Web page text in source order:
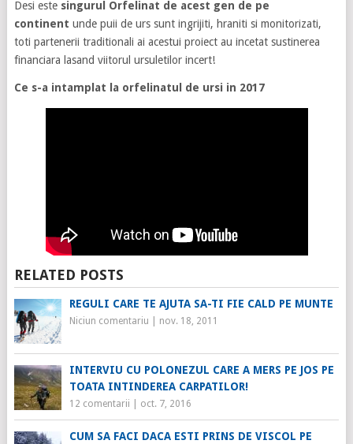
Desi este singurul Orfelinat de acest gen de pe
continent unde puii de urs sunt ingrijiti, hraniti si monitorizati,
toti partenerii traditionali ai acestui proiect au incetat sustinerea
financiara lasand viitorul ursuletilor incert!
Ce s-a intamplat la orfelinatul de ursi in 2017
RELATED POSTS
REGULI CARE TE AJUTA SA-TI FIE CALD PE MUNTE
Niciun comentariu nov. 18, 2011
INTERVIU CU POLONEZUL CARE A MERS PE JOS PE
TOATA INTINDEREA CARPATILOR!
12 comentarii oct. 7, 2016
CUM SA FACI DACA ESTI PRINS DE VISCOL PE